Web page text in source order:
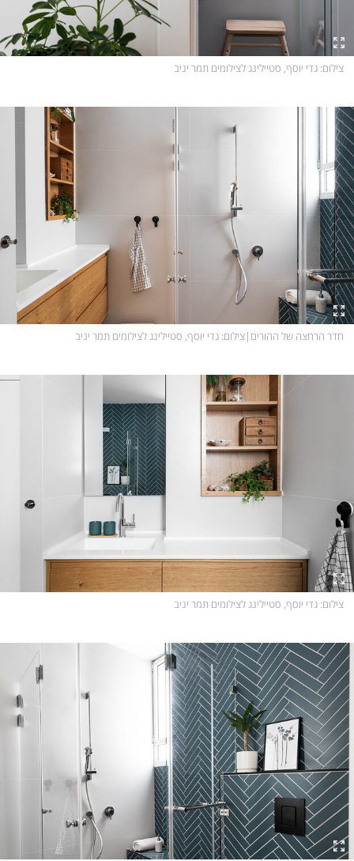
צילום: גדי יוסף, סטיילינג לצילומים תמר יניב
חדר הרחצה של ההורים |צילום: גדי יוסף, סטיילינג לצילומים תמר יניב
צילום: גדי יוסף, סטיילינג לצילומים תמר יניב